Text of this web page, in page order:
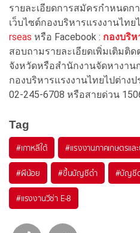
รายละเอียดการสมัครกำหนดก
เว็บไซต์กองบริหารแรงงานไทย
rseas หรือ Facebook : กองบริห
สอบถามรายละเอียดเพิ่มเติมติ
จังหวัดหรือสำนักงานจัดหางา
กองบริหารแรงงานไทยไปต่าง
02-245-6708 หรือสายด่วน
Tag
#เกาหลีใต้ #แรงงานภาคเกษตรแล
#ผีน้อย #ขึ้นบัญชีดำ #บัญชี
#แรงงานวีซ่า E-8